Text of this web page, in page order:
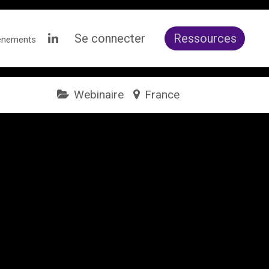
Se connecter Ressources
Webinaire France